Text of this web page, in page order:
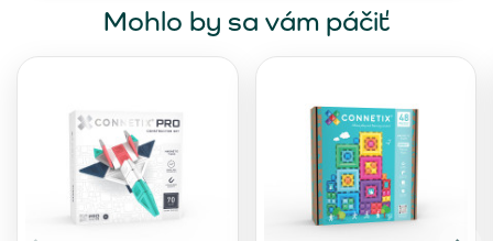
Mohlo by sa vám páčiť